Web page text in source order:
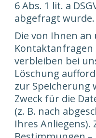
6 Abs. 1 lit. a
abgefragt wurde.
Die von Ihnen an
verbleiben bei
Löschung
zur Speicherung
Zweck für die
(z. B. nach
Ihres Anliegens).